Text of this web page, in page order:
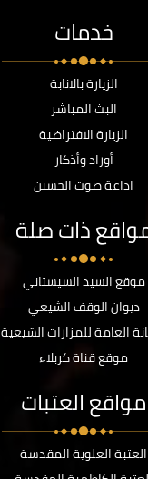
خدمات
الزيارة بالانابة
البث المباشر
الزيارة الافتراضية
أوراد وأذكار
اذاعة صوت الحسين
ذات صلة
موقع السيد السيستاني
ديوان الوقف الشيعي
العامة للمزارات الشيعية
موقع قناة كربلاء
مواقع العتبات
العتبة العلوية المقدسة